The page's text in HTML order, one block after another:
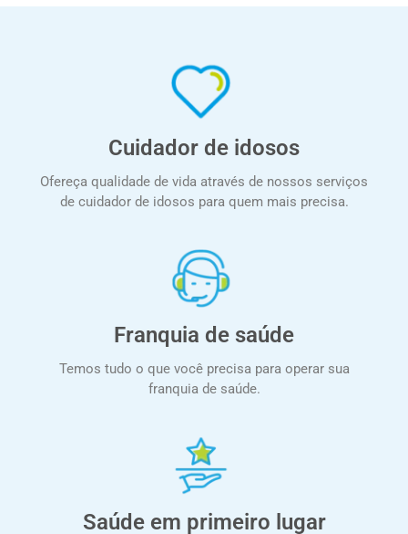
Cuidador de idosos
Ofereça qualidade de vida através de nossos serviços
de cuidador de idosos para quem mais precisa.
Franquia de saúde
Temos tudo o que você precisa para operar sua
franquia de saúde.
Saúde em primeiro lugar